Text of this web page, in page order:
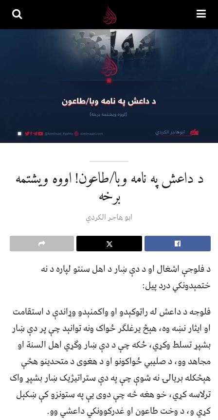
د داعش په نامه وبا/طاعون! اووه ویشتمه
برخه
ابو هاجر الكردي
د فلوجې اشغال او د دې ښار د اهل سنتو لپاره د نه
ختمېدونکي درد پیل:
فلوجه د داعش له راټوکېدو او واکمنېدو وړاندې د استقامت
او ایثار نښه وه، هېڅ یرغلګر ځواک ونه توانېد چې پر دې ښار
بشپړ تسلط وکړي، ځکه چې د دې ښار وګړي اهل السنة او
مجاهد وو، د صلیبي ځواکونو او د هغوی د متحدینو هڅې
هېڅکله بریالۍ نه شوې چې په دې ستراتیژیک ښار بشپړ واک
ترلاسه کړي، خو هغه څه چې دوی یې په ستونزو کې ښکېل
کړي و، د وخت طاعون او غدرکوونکي داعشي وو.